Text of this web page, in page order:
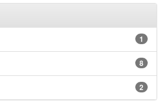
1
8
2